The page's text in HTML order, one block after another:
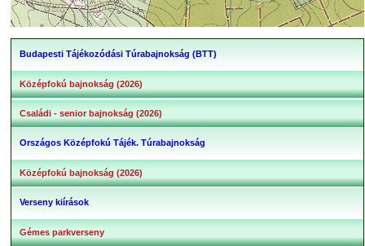
Budapesti Tájékozódási Túrabajnokság (BTT)
Középfokú bajnokság (2026)
Családi - senior bajnokság (2026)
Országos Középfokú Tájék. Túrabajnokság
Középfokú bajnokság (2026)
Verseny kiírások
Gémes parkverseny